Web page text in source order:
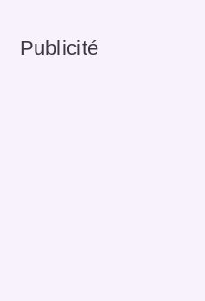
Publicité